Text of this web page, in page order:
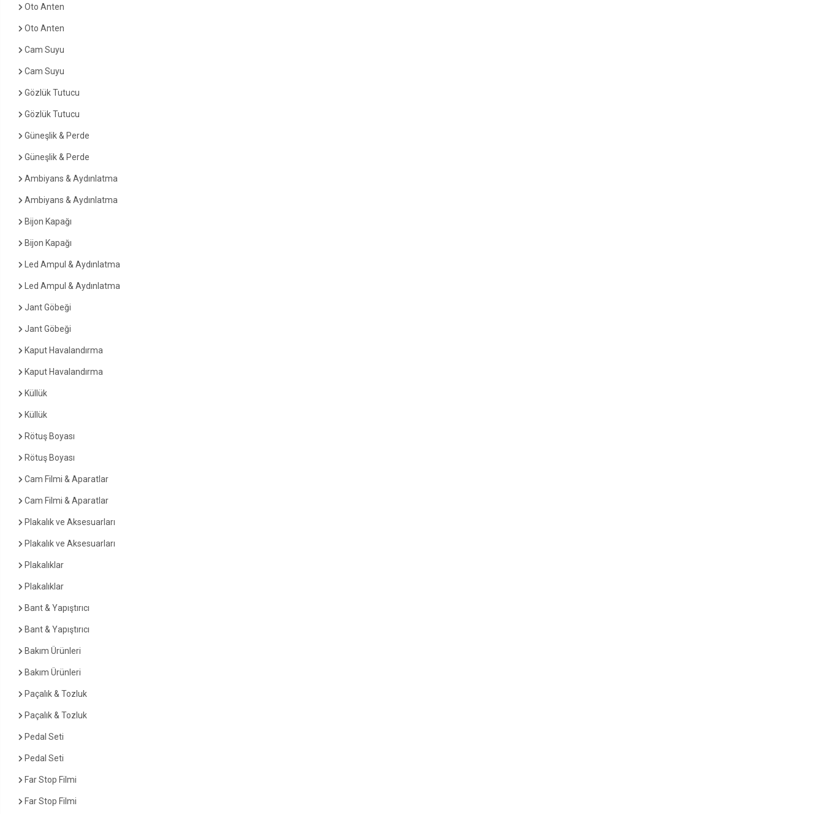
Oto Anten
Oto Anten
Cam Suyu
Cam Suyu
Gözlük Tutucu
Gözlük Tutucu
Güneşlik & Perde
Güneşlik & Perde
Ambiyans & Aydınlatma
Ambiyans & Aydınlatma
Bijon Kapağı
Bijon Kapağı
Led Ampul & Aydınlatma
Led Ampul & Aydınlatma
Jant Göbeği
Jant Göbeği
Kaput Havalandırma
Kaput Havalandırma
Küllük
Küllük
Rötuş Boyası
Rötuş Boyası
Cam Filmi & Aparatlar
Cam Filmi & Aparatlar
Plakalık ve Aksesuarları
Plakalık ve Aksesuarları
Plakalıklar
Plakalıklar
Bant & Yapıştırıcı
Bant & Yapıştırıcı
Bakım Ürünleri
Bakım Ürünleri
Paçalık & Tozluk
Paçalık & Tozluk
Pedal Seti
Pedal Seti
Far Stop Filmi
Far Stop Filmi